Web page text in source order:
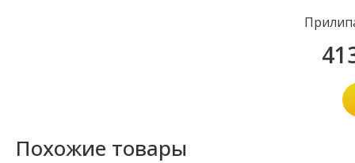
Похожие товары